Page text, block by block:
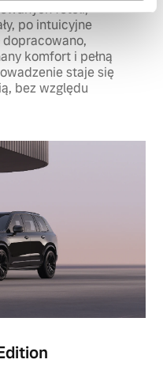
foteli,
po intuicyjne
komfort i pełną
staje się
bez względu